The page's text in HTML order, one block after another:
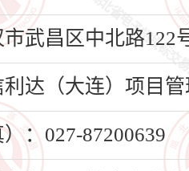
武昌区中北路122
达（大连）项目
：027-87200639